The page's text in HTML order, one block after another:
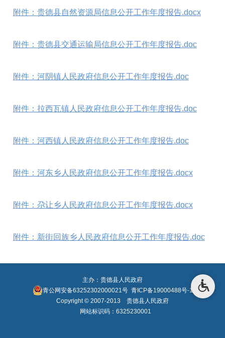
附件：贵德县自然资源局信息公开工作年度报告.docx
附件：贵德县交通运输局信息公开工作年度报告.doc
附件：河阴镇人民政府信息公开工作年度报告.doc
附件：拉西瓦镇人民政府信息公开工作年度报告.doc
附件：河西镇人民政府信息公开工作年度报告.doc
附件：河东乡人民政府信息公开工作年度报告.docx
附件：尕让乡人民政府信息公开工作年度报告.docx
附件：新街回族乡人民政府信息公开工作年度报告.doc
主办：贵德县人民政府
青公网安备63252302000021号 青ICP备19000488号-1
Copyright © 2007-2013 贵德县人民政府
网站标识码：6325230001